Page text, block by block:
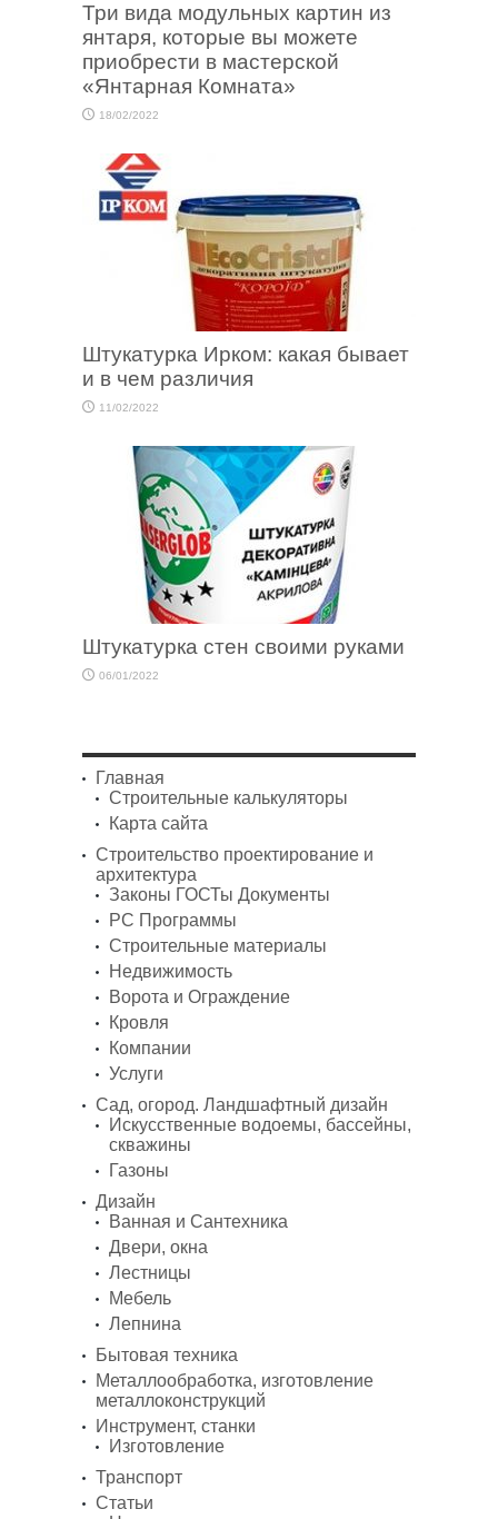
Три вида модульных картин из
янтаря, которые вы можете
приобрести в мастерской
«Янтарная Комната»
18/02/2022
Штукатурка Ирком: какая бывает
и в чем различия
11/02/2022
Штукатурка стен своими руками
06/01/2022
Главная
Строительные калькуляторы
Карта сайта
Строительство проектирование и
архитектура
Законы ГОСТы Документы
PC Программы
Строительные материалы
Недвижимость
Ворота и Ограждение
Кровля
Компании
Услуги
Сад, огород. Ландшафтный дизайн
Искусственные водоемы, бассейны,
скважины
Газоны
Дизайн
Ванная и Сантехника
Двери, окна
Лестницы
Мебель
Лепнина
Бытовая техника
Металлообработка, изготовление
металлоконструкций
Инструмент, станки
Изготовление
Транспорт
Статьи